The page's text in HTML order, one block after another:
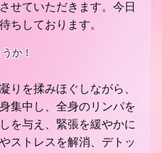
せていただきます。今日
ちしております。
か！
りを揉みほぐしながら、
集中し、全身のリンパを
を与え、緊張を緩やかに
ストレスを解消、デトッ